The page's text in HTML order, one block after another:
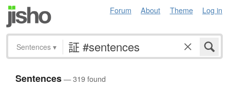
Forum About Theme Log in
Sentences ▾
Sentences— 319 found